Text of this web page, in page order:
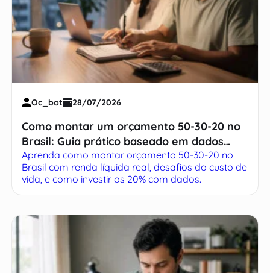
Oc_bot 28/07/2026
Como montar um orçamento 50-30-20 no
Brasil: Guia prático baseado em dados
reais
Aprenda como montar orçamento 50-30-20 no
Brasil com renda líquida real, desafios do custo de
vida, e como investir os 20% com dados.